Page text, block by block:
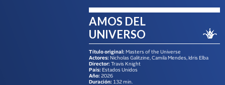
AMOS DEL
UNIVERSO
Título original: Masters of the Universe
Actores: Nicholas Galitzine, Camila Mendes, Idris Elba
Director: Travis Knight
País: Estados Unidos
Año: 2026
Duración: 132 min.